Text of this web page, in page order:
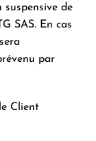
suspensive de
SAS. En cas
par
Client